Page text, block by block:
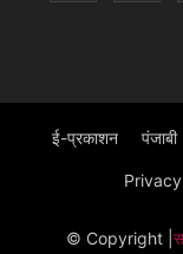
ई-प्रकाशन पंजाबी
© Copyright